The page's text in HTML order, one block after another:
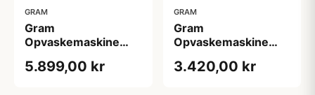
GRAM
Gram
Opvaskemaskine
5.899,00 kr
GRAM
Gram
Opvaskemaskine
08/1
3.420,00 kr